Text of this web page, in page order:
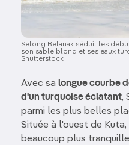
Selong Belanak séduit les
son sable blond et ses eaux
Shutterstock
Avec sa longue courbe
d'un turquoise éclatant,
parmi les plus belles
Située à l'ouest de
beaucoup plus